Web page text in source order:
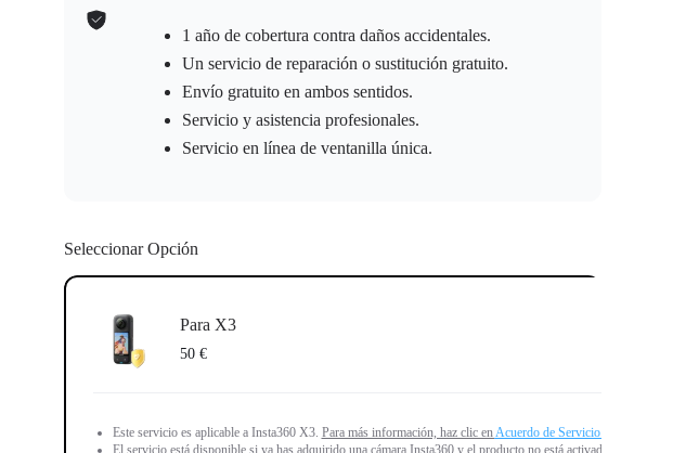
1 año de cobertura contra daños accidentales.
Un servicio de reparación o sustitución gratuito.
Envío gratuito en ambos sentidos.
Servicio y asistencia profesionales.
Servicio en línea de ventanilla única.
Seleccionar Opción
Para X3
50 €
Este servicio es aplicable a Insta360 X3. Para más información, haz clic en Acuerdo de Servicio.
El servicio está disponible si ya has adquirido una cámara Insta360 y el producto no está activado